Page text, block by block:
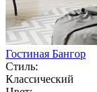
Гостиная Бангор
Стиль:
Классический